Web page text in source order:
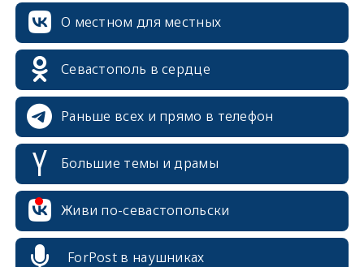
О местном для местных
Севастополь в сердце
Раньше всех и прямо в телефон
Большие темы и драмы
Живи по-севастопольски
ForPost в наушниках
erid: 2SDnjcrDNw6